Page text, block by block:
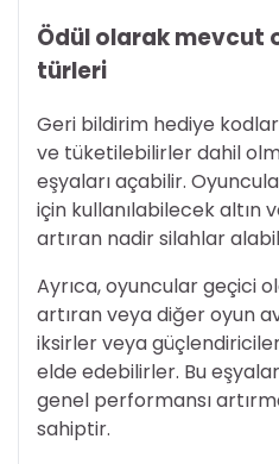
Ödül olarak mevcut
türleri
Geri bildirim hediye
ve tüketilebilirler dahil
eşyaları açabilir.
için kullanılabilecek altın
artıran nadir silahlar
Ayrıca, oyuncular geçici
artıran veya diğer oyun
iksirler veya
elde edebilirler. Bu
genel performansı
sahiptir.